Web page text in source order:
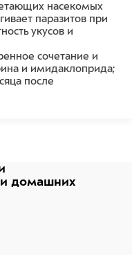
насекомых
паразитов при
укусов и
сочетание и
и имидаклоприда;
после
основан на
нервных
домашних